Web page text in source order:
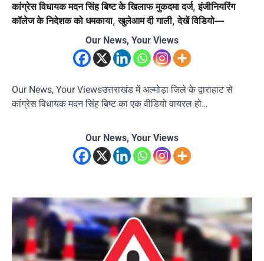
कांग्रेस विधायक मदन सिंह बिष्ट के खिलाफ मुकदमा दर्ज, इंजीनियरिंग
कॉलेज के निदेशक को धमकाया, खुलेआम दी गाली, देखें विडियो—
Our News, Your Views
Our News, Your Viewsउत्तराखंड में अल्मोड़ा जिले के द्वाराहाट से
कांग्रेस विधायक मदन सिंह बिष्ट का एक वीडियो वायरल हो…
Our News, Your Views